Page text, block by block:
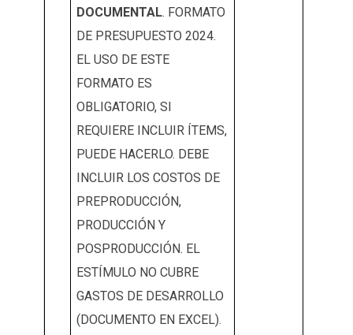
DOCUMENTAL. FORMATO
DE PRESUPUESTO 2024.
EL USO DE ESTE
FORMATO ES
OBLIGATORIO, SI
REQUIERE INCLUIR ÍTEMS,
PUEDE HACERLO. DEBE
INCLUIR LOS COSTOS DE
PREPRODUCCIÓN,
PRODUCCIÓN Y
POSPRODUCCIÓN. EL
ESTÍMULO NO CUBRE
GASTOS DE DESARROLLO
(DOCUMENTO EN EXCEL).